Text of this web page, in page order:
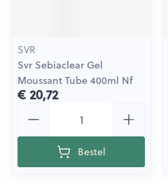
SVR
Svr Sebiaclear Gel
Moussant Tube 400ml Nf
€ 20,72
Bestel